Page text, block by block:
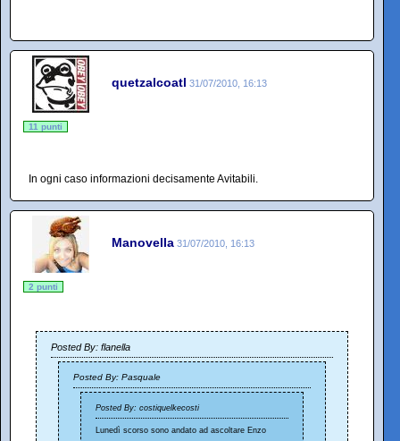
quetzalcoatl 31/07/2010, 16:13
11 punti
In ogni caso informazioni decisamente Avitabili.
Manovella 31/07/2010, 16:13
2 punti
Posted By: flanella
Posted By: Pasquale
Posted By: costiquelkecosti
Lunedì scorso sono andato ad ascoltare Enzo